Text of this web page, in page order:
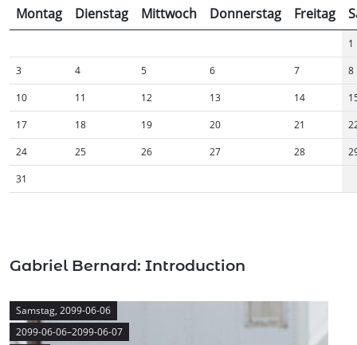
Montag Dienstag Mittwoch Donnerstag Freitag
1
3
4 5 6 7
8
10
11 12 13 14
17
18 19 20 21
24
25 26 27 28
31
Gabriel Bernard: Introduction
Samstag, 2099-06-06
2099-06-06–2099-06-07